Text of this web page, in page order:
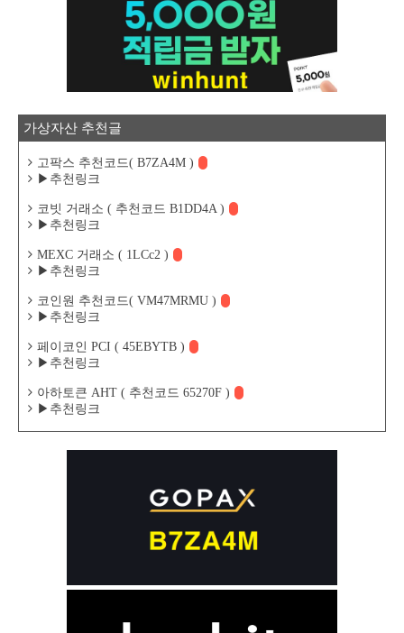
가상자산 추천글
고팍스 추천코드( B7ZA4M )
▶추천링크
코빗 거래소 ( 추천코드 B1DD4A )
▶추천링크
MEXC 거래소 ( 1LCc2 )
▶추천링크
코인원 추천코드( VM47MRMU )
▶추천링크
페이코인 PCI ( 45EBYTB )
▶추천링크
아하토큰 AHT ( 추천코드 65270F )
▶추천링크